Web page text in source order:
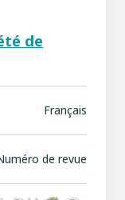
de
Français
de revue